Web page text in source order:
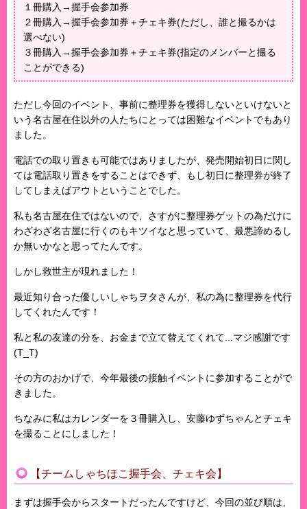
１冊購入→握手会参加券
２冊購入→握手会参加券＋チェキ券(ただし、誰と撮るかは
選べない)
３冊購入→握手会参加券＋チェキ券(指定のメンバーと撮る
ことができる)
ただし今回のイベント、事前に整理券を獲得しないといけないと
いう名古屋在住以外の人たちにとっては困難なイベントでもあり
ました。
電話での取り置きも可能ではありましたが、発売開始初日に関し
ては電話取り置きをすることはできず、もし初日に整理券が終了
してしまえばアウトということでした。
私も名古屋在住ではないので、さすがに整理券ゲットの為だけに
わざわざ名古屋に行くのもキツイなと思っていて、最悪諦めるし
か無いかなと思ってたんです。
しかし救世主が現れました！
最近知り合った優しいしゃちヲタさんが、私の為に整理券を代行
してくれたんです！
私と私の友達の分を、お金まで立て替えてくれて...マジ感謝です
(T_T)
その方のおかげで、今年最後の接触イベントに参加することがで
きました。
ちなみに私はカレンダーを３冊購入し、安藤ゆずちゃんとチェキ
を撮ることにしました！
【チームしゃちほこ握手会、チェキ会】
まずは握手会からスタートだったんですけど、今回の並び順は、